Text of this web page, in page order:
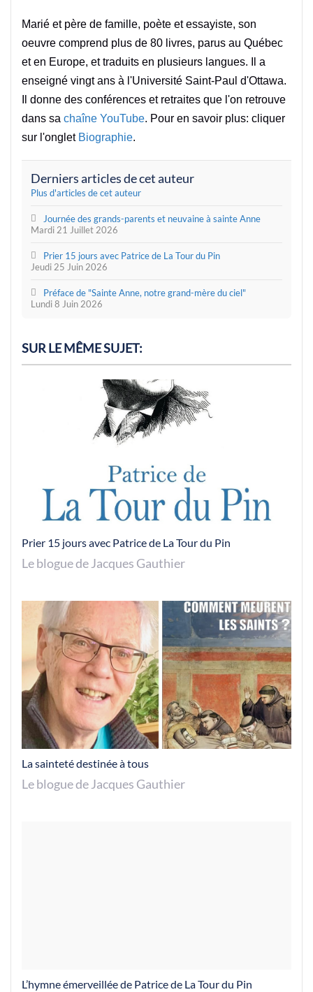
Marié et père de famille, poète et essayiste, son
oeuvre comprend plus de 80 livres, parus au Québec
et en Europe, et traduits en plusieurs langues. Il a
enseigné vingt ans à l'Université Saint-Paul d'Ottawa.
Il donne des conférences et retraites que l'on retrouve
dans sa chaîne YouTube. Pour en savoir plus: cliquer
sur l'onglet Biographie.
Derniers articles de cet auteur
Plus d'articles de cet auteur
Mardi 21 Juillet 2026
Journée des grands-parents et neuvaine à sainte Anne
Jeudi 25 Juin 2026
Prier 15 jours avec Patrice de La Tour du Pin
Lundi 8 Juin 2026
Préface de "Sainte Anne, notre grand-mère du ciel"
SUR LE MÊME SUJET:
Prier 15 jours avec Patrice de La Tour du Pin
Le blogue de Jacques Gauthier
La sainteté destinée à tous
Le blogue de Jacques Gauthier
L’hymne émerveillée de Patrice de La Tour du Pin